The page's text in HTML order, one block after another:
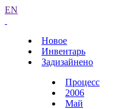
EN
Новое
Инвентарь
Задизайнено
Процесс
2006
Май